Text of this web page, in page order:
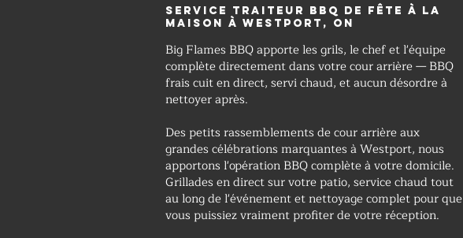
Service traiteur BBQ de fête à la
maison à Westport, ON
Big Flames BBQ apporte les grils, le chef et l'équipe
complète directement dans votre cour arrière — BBQ
frais cuit en direct, servi chaud, et aucun désordre à
nettoyer après.
Des petits rassemblements de cour arrière aux
grandes célébrations marquantes à Westport, nous
apportons l'opération BBQ complète à votre domicile.
Grillades en direct sur votre patio, service chaud tout
au long de l'événement et nettoyage complet pour que
vous puissiez vraiment profiter de votre réception.